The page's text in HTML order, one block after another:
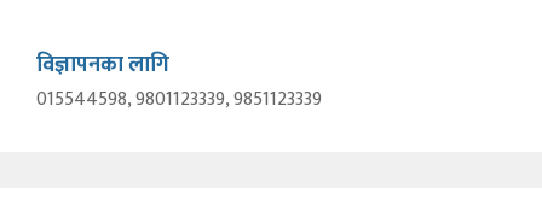
विज्ञापनका लागि
015544598, 9801123339, 9851123339